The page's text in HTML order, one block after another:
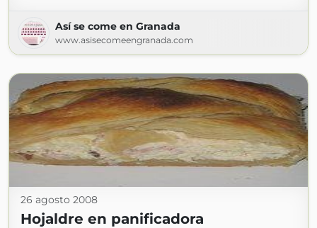
Así se come en Granada
www.asisecomeengranada.com
26 agosto 2008
Hojaldre en panificadora